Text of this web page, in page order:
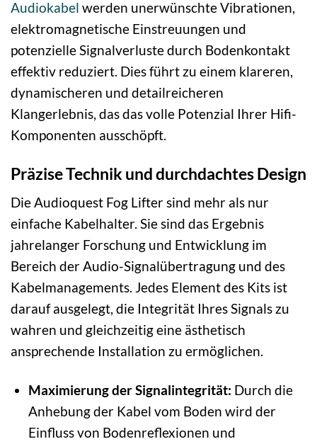
Audiokabel werden unerwünschte Vibrationen,
elektromagnetische Einstreuungen und
potenzielle Signalverluste durch Bodenkontakt
effektiv reduziert. Dies führt zu einem klareren,
dynamischeren und detailreicheren
Klangerlebnis, das das volle Potenzial Ihrer Hifi-
Komponenten ausschöpft.
Präzise Technik und durchdachtes Design
Die Audioquest Fog Lifter sind mehr als nur
einfache Kabelhalter. Sie sind das Ergebnis
jahrelanger Forschung und Entwicklung im
Bereich der Audio-Signalübertragung und des
Kabelmanagements. Jedes Element des Kits ist
darauf ausgelegt, die Integrität Ihres Signals zu
wahren und gleichzeitig eine ästhetisch
ansprechende Installation zu ermöglichen.
Maximierung der Signalintegrität: Durch die
Anhebung der Kabel vom Boden wird der
Einfluss von Bodenreflexionen und